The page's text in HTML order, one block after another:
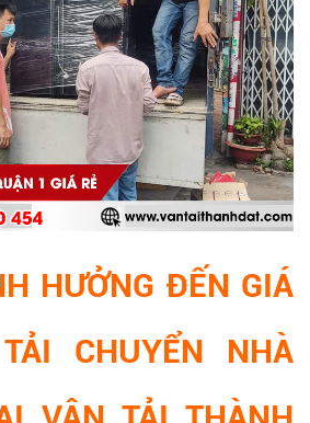
HƯỞNG ĐẾN GIÁ
CHUYỂN NHÀ